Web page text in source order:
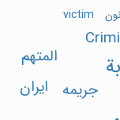
جریمه ایران
المتهم
victim